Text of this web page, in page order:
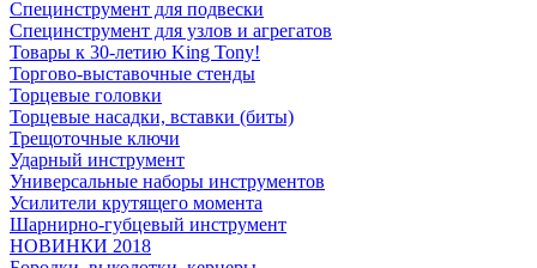
Специнструмент для подвески
Специнструмент для узлов и агрегатов
Товары к 30-летию King Tony!
Торгово-выставочные стенды
Торцевые головки
Торцевые насадки, вставки (биты)
Трещоточные ключи
Ударный инструмент
Универсальные наборы инструментов
Усилители крутящего момента
Шарнирно-губцевый инструмент
НОВИНКИ 2018